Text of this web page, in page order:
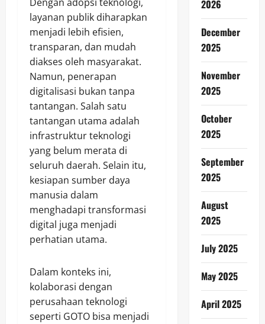
layanan publik diharapkan
menjadi lebih efisien,
transparan, dan mudah
diakses oleh masyarakat.
Namun, penerapan
digitalisasi bukan tanpa
tantangan. Salah satu
tantangan utama adalah
infrastruktur teknologi
yang belum merata di
seluruh daerah. Selain itu,
kesiapan sumber daya
manusia dalam
menghadapi transformasi
digital juga menjadi
perhatian utama.
Dalam konteks ini,
kolaborasi dengan
perusahaan teknologi
seperti GOTO bisa menjadi
2026
December
2025
November
2025
October
2025
September
2025
August
2025
July 2025
May 2025
April 2025